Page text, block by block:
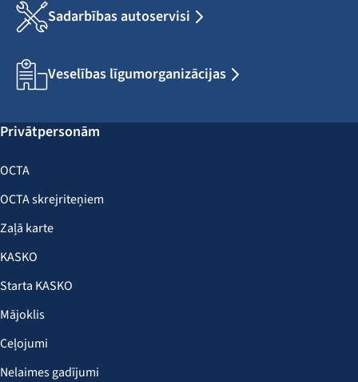
Sadarbības autoservisi
Veselības līgumorganizācijas
Privātpersonām
OCTA
OCTA skrejriteņiem
Zaļā karte
KASKO
Starta KASKO
Mājoklis
Ceļojumi
Nelaimes gadījumi